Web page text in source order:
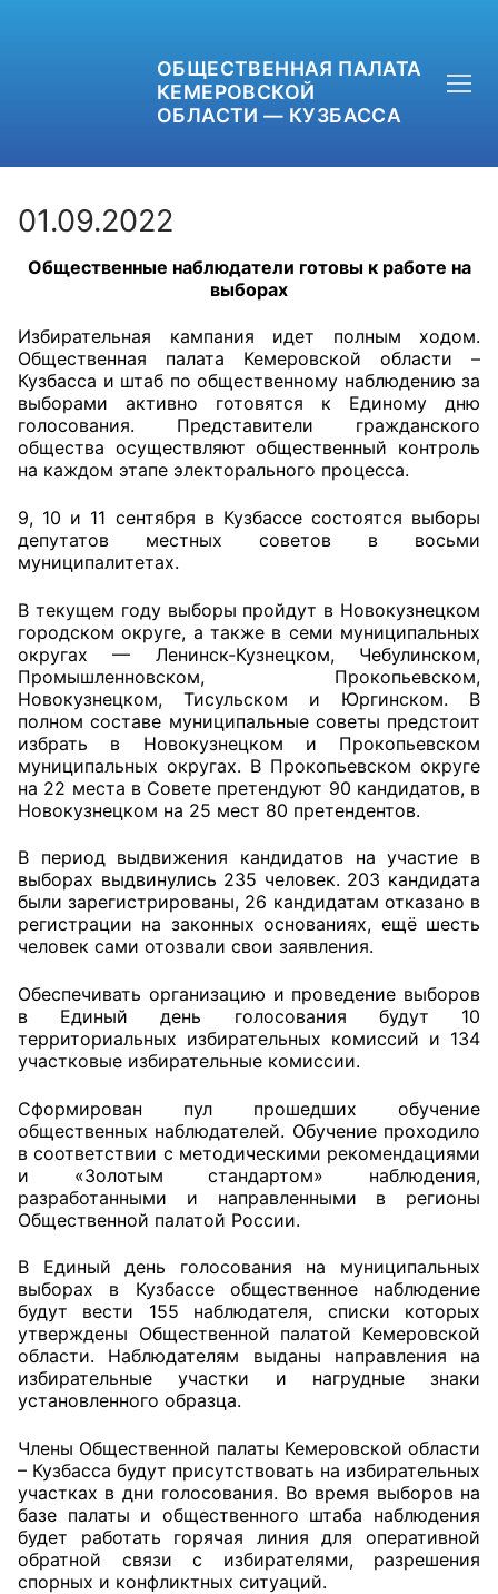
ОБЩЕСТВЕННАЯ ПАЛАТА
КЕМЕРОВСКОЙ
ОБЛАСТИ — КУЗБАССА
+7 (3842) 58-82-40
OPKO42@BK.RU
ОБРАТНАЯ СВЯЗЬ
Главная
Общественные советы при территориальных
органах федеральных органов
исполнительной власти
Общественные советы по проведению
независимой оценки качества условий
оказания услуг
О Палате
Структура Палаты
Комиссии
Экспертный совет ОП КО
Совет ОП КО
Члены ОП КО
Документы ОП КО
Кодекс этики ОП КО
Положения
Соглашения
Порядок работы ЦОН
Аппарат ОП КО
УСТАВ ГКУ “АППАРАТ ОП КО”
01.09.2022
Общественные наблюдатели готовы к работе на
выборах
Избирательная кампания идет полным ходом.
Общественная палата Кемеровской области –
Кузбасса и штаб по общественному наблюдению за
выборами активно готовятся к Единому дню
голосования. Представители гражданского
общества осуществляют общественный контроль
на каждом этапе электорального процесса.
9, 10 и 11 сентября в Кузбассе состоятся выборы
депутатов местных советов в восьми
муниципалитетах.
В текущем году выборы пройдут в Новокузнецком
городском округе, а также в семи муниципальных
округах — Ленинск-Кузнецком, Чебулинском,
Промышленновском, Прокопьевском,
Новокузнецком, Тисульском и Юргинском. В
полном составе муниципальные советы предстоит
избрать в Новокузнецком и Прокопьевском
муниципальных округах. В Прокопьевском округе
на 22 места в Совете претендуют 90 кандидатов, в
Новокузнецком на 25 мест 80 претендентов.
В период выдвижения кандидатов на участие в
выборах выдвинулись 235 человек. 203 кандидата
были зарегистрированы, 26 кандидатам отказано в
регистрации на законных основаниях, ещё шесть
человек сами отозвали свои заявления.
Обеспечивать организацию и проведение выборов
в Единый день голосования будут 10
территориальных избирательных комиссий и 134
участковые избирательные комиссии.
Сформирован пул прошедших обучение
общественных наблюдателей. Обучение проходило
в соответствии с методическими рекомендациями
и «Золотым стандартом» наблюдения,
разработанными и направленными в регионы
Общественной палатой России.
В Единый день голосования на муниципальных
выборах в Кузбассе общественное наблюдение
будут вести 155 наблюдателя, списки которых
утверждены Общественной палатой Кемеровской
области. Наблюдателям выданы направления на
избирательные участки и нагрудные знаки
установленного образца.
Члены Общественной палаты Кемеровской области
– Кузбасса будут присутствовать на избирательных
участках в дни голосования. Во время выборов на
базе палаты и общественного штаба наблюдения
будет работать горячая линия для оперативной
обратной связи с избирателями, разрешения
спорных и конфликтных ситуаций.